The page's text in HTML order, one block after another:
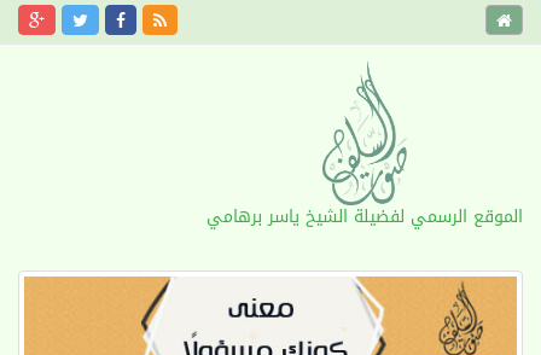
الموقع الرسمي لفضيلة الشيخ ياسر برهامي